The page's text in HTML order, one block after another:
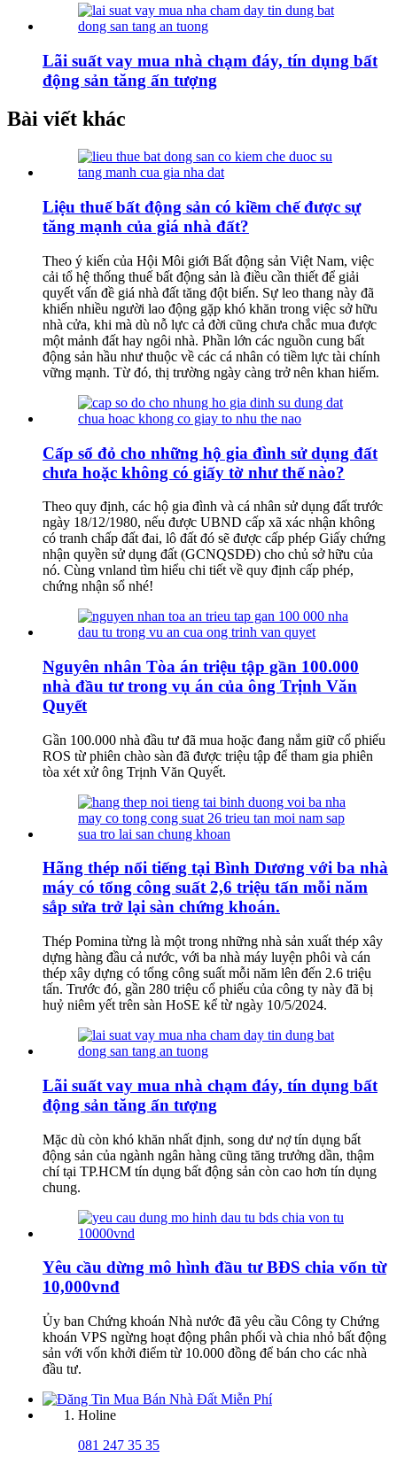
Lãi suất vay mua nhà chạm đáy, tín dụng bất
động sản tăng ấn tượng
Bài viết khác
Liệu thuế bất động sản có kiềm chế được sự
tăng mạnh của giá nhà đất?
Theo ý kiến của Hội Môi giới Bất động sản Việt Nam, việc
cải tổ hệ thống thuế bất động sản là điều cần thiết để giải
quyết vấn đề giá nhà đất tăng đột biến. Sự leo thang này đã
khiến nhiều người lao động gặp khó khăn trong việc sở hữu
nhà cửa, khi mà dù nỗ lực cả đời cũng chưa chắc mua được
một mảnh đất hay ngôi nhà. Phần lớn các nguồn cung bất
động sản hầu như thuộc về các cá nhân có tiềm lực tài chính
vững mạnh. Từ đó, thị trường ngày càng trở nên khan hiếm.
Cấp sổ đỏ cho những hộ gia đình sử dụng đất
chưa hoặc không có giấy tờ như thế nào?
Theo quy định, các hộ gia đình và cá nhân sử dụng đất trước
ngày 18/12/1980, nếu được UBND cấp xã xác nhận không
có tranh chấp đất đai, lô đất đó sẽ được cấp phép Giấy chứng
nhận quyền sử dụng đất (GCNQSDĐ) cho chủ sở hữu của
nó. Cùng vnland tìm hiểu chi tiết về quy định cấp phép,
chứng nhận sổ nhé!
Nguyên nhân Tòa án triệu tập gần 100.000
nhà đầu tư trong vụ án của ông Trịnh Văn
Quyết
Gần 100.000 nhà đầu tư đã mua hoặc đang nắm giữ cổ phiếu
ROS từ phiên chào sàn đã được triệu tập để tham gia phiên
tòa xét xử ông Trịnh Văn Quyết.
Hãng thép nổi tiếng tại Bình Dương với ba nhà
máy có tổng công suất 2,6 triệu tấn mỗi năm
sắp sửa trở lại sàn chứng khoán.
Thép Pomina từng là một trong những nhà sản xuất thép xây
dựng hàng đầu cả nước, với ba nhà máy luyện phôi và cán
thép xây dựng có tổng công suất mỗi năm lên đến 2.6 triệu
tấn. Trước đó, gần 280 triệu cổ phiếu của công ty này đã bị
huỷ niêm yết trên sàn HoSE kể từ ngày 10/5/2024.
Lãi suất vay mua nhà chạm đáy, tín dụng bất
động sản tăng ấn tượng
Mặc dù còn khó khăn nhất định, song dư nợ tín dụng bất
động sản của ngành ngân hàng cũng tăng trưởng dần, thậm
chí tại TP.HCM tín dụng bất động sản còn cao hơn tín dụng
chung.
Yêu cầu dừng mô hình đầu tư BĐS chia vốn từ
10,000vnđ
Ủy ban Chứng khoán Nhà nước đã yêu cầu Công ty Chứng
khoán VPS ngừng hoạt động phân phối và chia nhỏ bất động
sản với vốn khởi điểm từ 10.000 đồng để bán cho các nhà
đầu tư.
Holine
081 247 35 35